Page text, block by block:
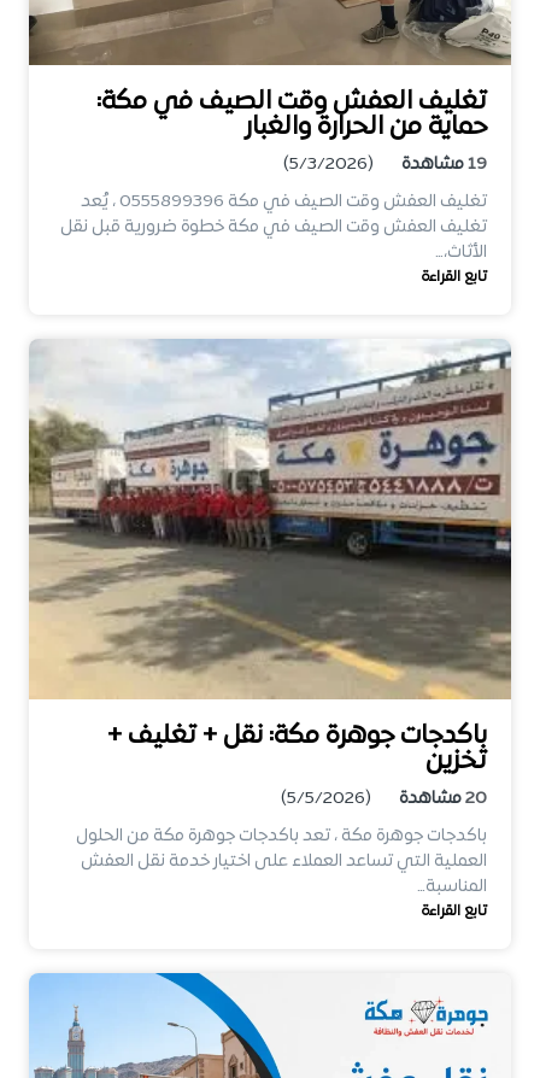
تغليف العفش وقت الصيف في مكة:
حماية من الحرارة والغبار
19مشاهدة
(5/3/2026)
تغليف العفش وقت الصيف في مكة 0555899396 ، يُعد
تغليف العفش وقت الصيف في مكة خطوة ضرورية قبل نقل
الأثاث،…
تابع القراءة
باكدجات جوهرة مكة: نقل + تغليف +
تخزين
20مشاهدة
(5/5/2026)
باكدجات جوهرة مكة ، تعد باكدجات جوهرة مكة من الحلول
العملية التي تساعد العملاء على اختيار خدمة نقل العفش
المناسبة…
تابع القراءة